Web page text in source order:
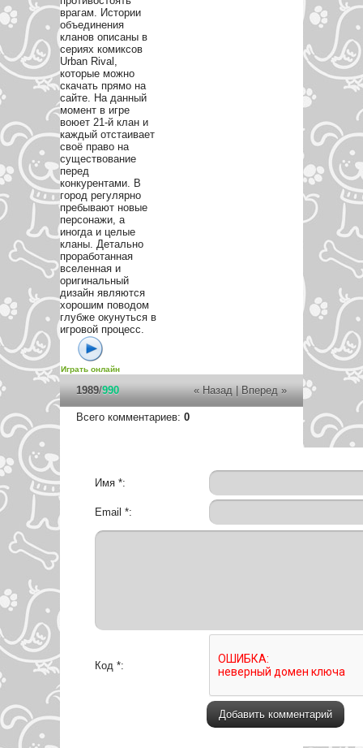
врагам. Истории
объединения
кланов описаны в
сериях комиксов
Urban Rival,
которые можно
скачать прямо на
сайте. На данный
момент в игре
воюет 21-й клан и
каждый отстаивает
своё право на
существование
перед
конкурентами. В
город регулярно
пребывают новые
персонажи, а
иногда и целые
кланы. Детально
проработанная
вселенная и
оригинальный
дизайн являются
хорошим поводом
глубже окунуться в
игровой процесс.
Играть онлайн
« Назад|Вперед »
1989/990
Всего комментариев: 0
Имя *:
Email *:
Код *: